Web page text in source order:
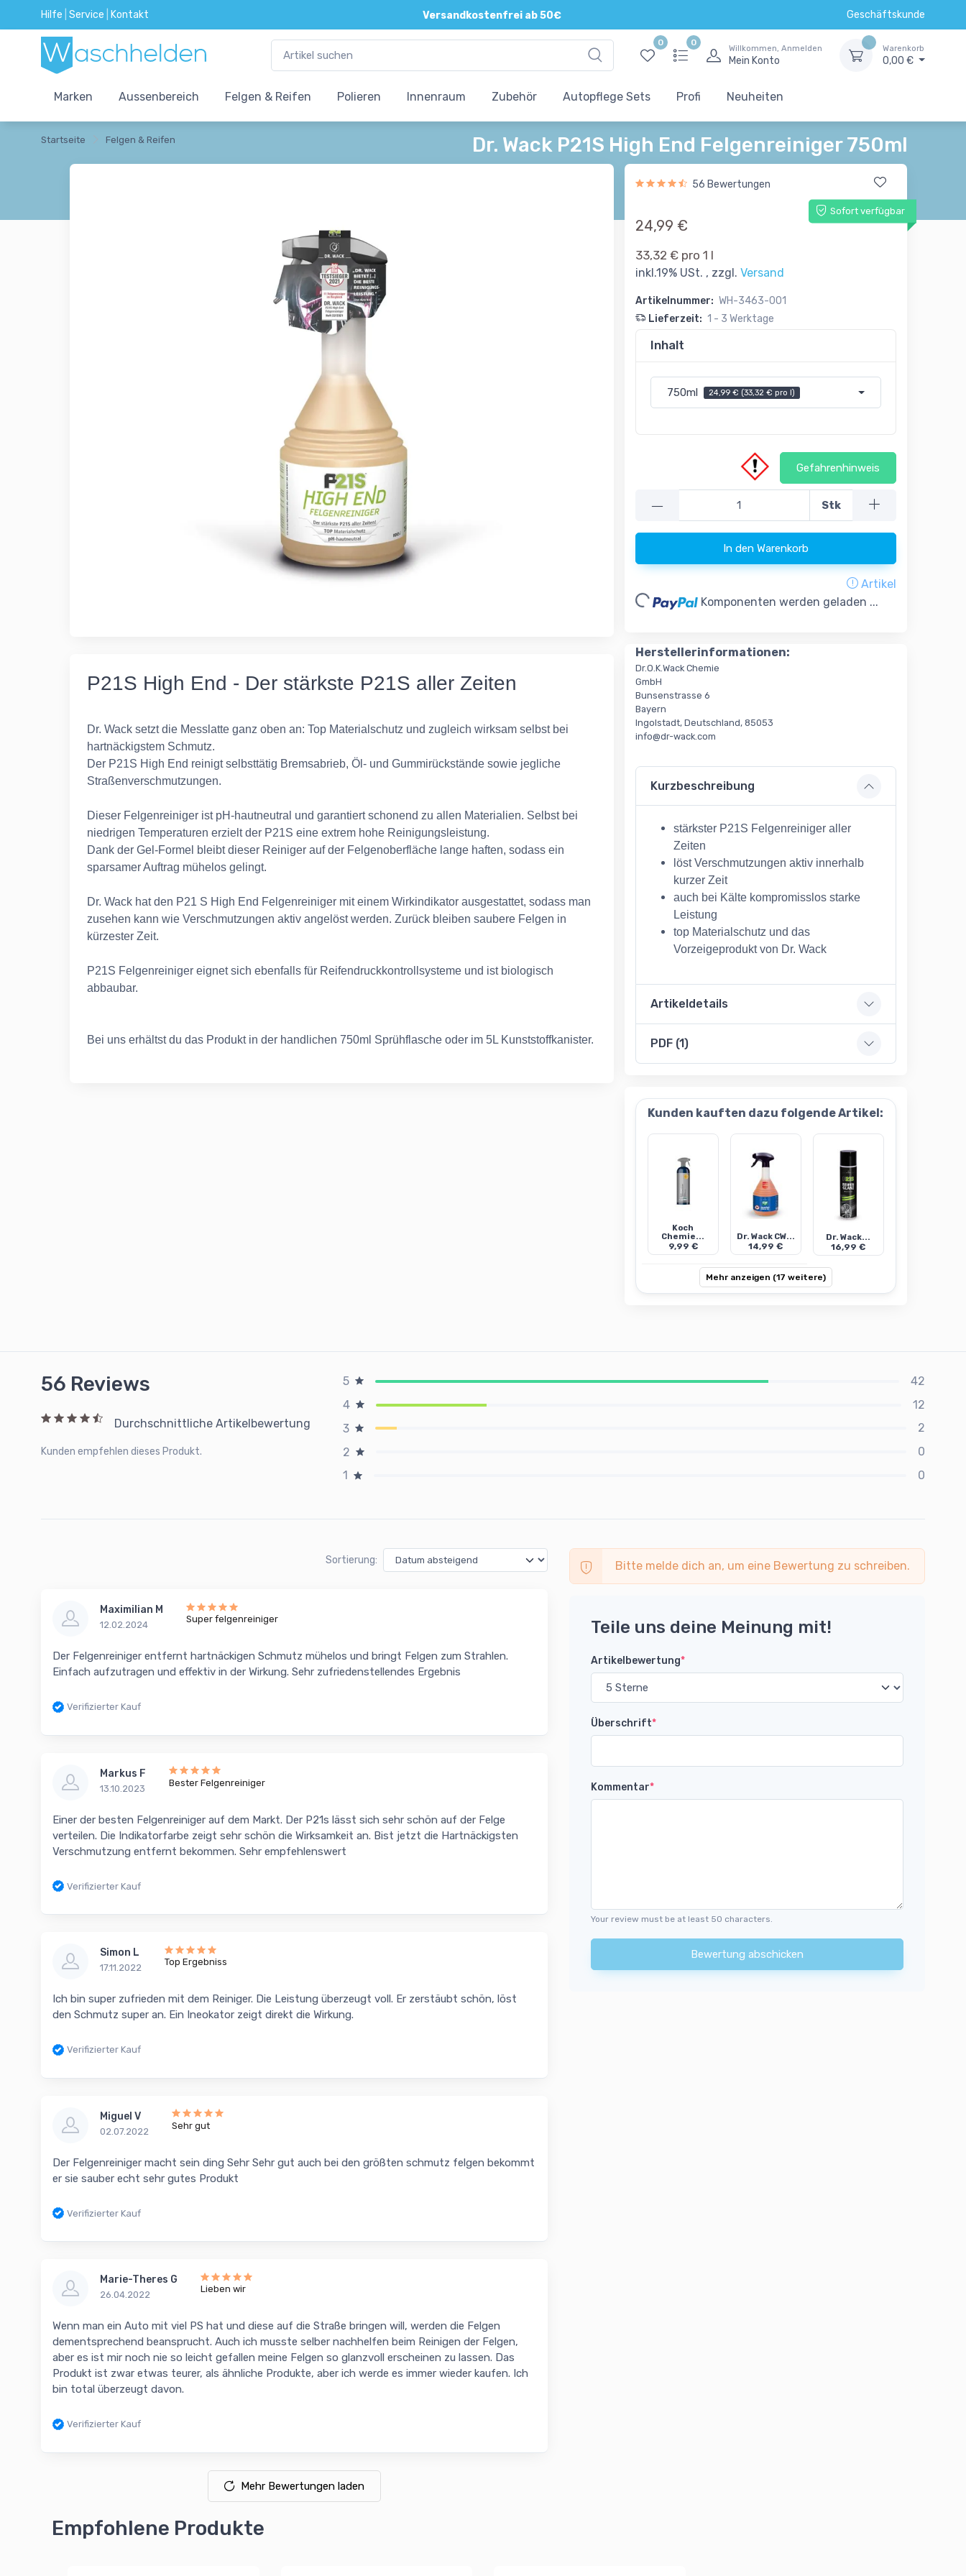
Hilfe Service Kontakt Versandkostenfrei ab 50€
Direkte und persönliche Beratung Geschäftskunde
0 0
Willkommen, Anmelden
Mein Konto
Warenkorb
0,00 €
Marken Aussenbereich Felgen & Reifen Polieren Innenraum Zubehör Autopflege Sets Profi Neuheiten
Startseite Felgen & Reifen Dr. Wack P21S High End Felgenreiniger 750ml
P21S High End - Der stärkste P21S aller Zeiten
Dr. Wack setzt die Messlatte ganz oben an: Top Materialschutz und zugleich wirksam selbst bei
hartnäckigstem Schmutz.
Der P21S High End reinigt selbsttätig Bremsabrieb, Öl- und Gummirückstände sowie jegliche
Straßenverschmutzungen.
Dieser Felgenreiniger ist pH-hautneutral und garantiert schonend zu allen Materialien. Selbst bei
niedrigen Temperaturen erzielt der P21S eine extrem hohe Reinigungsleistung.
Dank der Gel-Formel bleibt dieser Reiniger auf der Felgenoberfläche lange haften, sodass ein
sparsamer Auftrag mühelos gelingt.
Dr. Wack hat den P21 S High End Felgenreiniger mit einem Wirkindikator ausgestattet, sodass man
zusehen kann wie Verschmutzungen aktiv angelöst werden. Zurück bleiben saubere Felgen in
kürzester Zeit.
P21S Felgenreiniger eignet sich ebenfalls für Reifendruckkontrollsysteme und ist biologisch
abbaubar.
Bei uns erhältst du das Produkt in der handlichen 750ml Sprühflasche oder im 5L Kunststoffkanister.
56 Bewertungen
Sofort verfügbar
24,99 €
33,32 € pro 1 l
inkl.19% USt. , zzgl. Versand
Artikelnummer: WH-3463-001
Lieferzeit: 1 - 3 Werktage
Inhalt
750ml 24,99 € (33,32 € pro l)
Gefahrenhinweis
— Stk
In den Warenkorb
Artikel
Loading... Komponenten werden geladen ...
Herstellerinformationen:
Dr.O.K.Wack Chemie
GmbH
Bunsenstrasse 6
Bayern
Ingolstadt, Deutschland, 85053
info@dr-wack.com
Kurzbeschreibung
stärkster P21S Felgenreiniger aller
Zeiten
löst Verschmutzungen aktiv innerhalb
kurzer Zeit
auch bei Kälte kompromisslos starke
Leistung
top Materialschutz und das
Vorzeigeprodukt von Dr. Wack
Artikeldetails
PDF (1)
Kunden kauften dazu folgende Artikel:
Koch
Chemie...
9,99 €
Dr. Wack CW...
14,99 €
Dr. Wack...
16,99 €
Mehr anzeigen (17 weitere)
56 Reviews
Durchschnittliche Artikelbewertung
Kunden empfehlen dieses Produkt.
5
42
4
12
3
2
2
0
1
0
Sortierung:
Maximilian M
12.02.2024
Super felgenreiniger
Der Felgenreiniger entfernt hartnäckigen Schmutz mühelos und bringt Felgen zum Strahlen.
Einfach aufzutragen und effektiv in der Wirkung. Sehr zufriedenstellendes Ergebnis
Verifizierter Kauf
Markus F
13.10.2023
Bester Felgenreiniger
Einer der besten Felgenreiniger auf dem Markt. Der P21s lässt sich sehr schön auf der Felge
verteilen. Die Indikatorfarbe zeigt sehr schön die Wirksamkeit an. Bist jetzt die Hartnäckigsten
Verschmutzung entfernt bekommen. Sehr empfehlenswert
Verifizierter Kauf
Simon L
17.11.2022
Top Ergebniss
Ich bin super zufrieden mit dem Reiniger. Die Leistung überzeugt voll. Er zerstäubt schön, löst
den Schmutz super an. Ein Ineokator zeigt direkt die Wirkung.
Verifizierter Kauf
Miguel V
02.07.2022
Sehr gut
Der Felgenreiniger macht sein ding Sehr Sehr gut auch bei den größten schmutz felgen bekommt
er sie sauber echt sehr gutes Produkt
Verifizierter Kauf
Marie-Theres G
26.04.2022
Lieben wir
Wenn man ein Auto mit viel PS hat und diese auf die Straße bringen will, werden die Felgen
dementsprechend beansprucht. Auch ich musste selber nachhelfen beim Reinigen der Felgen,
aber es ist mir noch nie so leicht gefallen meine Felgen so glanzvoll erscheinen zu lassen. Das
Produkt ist zwar etwas teurer, als ähnliche Produkte, aber ich werde es immer wieder kaufen. Ich
bin total überzeugt davon.
Verifizierter Kauf
Mehr Bewertungen laden
Bitte melde dich an, um eine Bewertung zu schreiben.
Teile uns deine Meinung mit!
Artikelbewertung*
Überschrift*
Kommentar*
Your review must be at least 50 characters.
Bewertung abschicken
Empfohlene Produkte